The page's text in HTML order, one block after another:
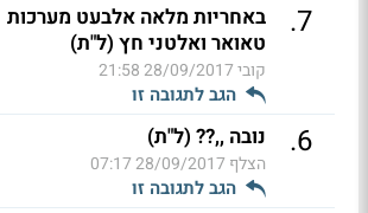
7
.
באחריות מלאה אלבעט מערכות
טאואר ואלטני חץ (ל"ת)
קובי28/09/2017 21:58
הגב לתגובה זו
6
. נובה ,,?? (ל"ת)
הצלף 28/09/2017 07:17
הגב לתגובה זו